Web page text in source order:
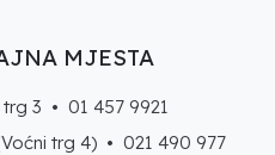
MJESTA
3 • 01 457 9921
trg 4) • 021 490 977